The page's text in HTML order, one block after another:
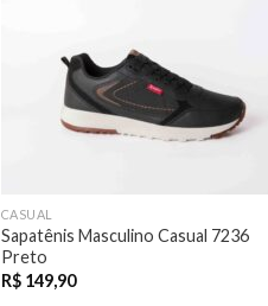
CASUAL
Sapatênis Masculino Casual 7236
Preto
R$149,90